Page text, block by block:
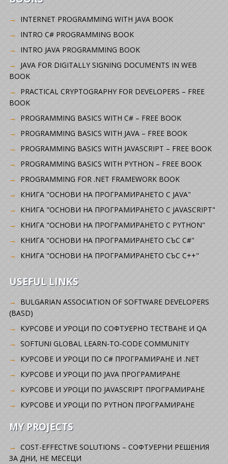
INTERNET PROGRAMMING WITH JAVA BOOK
INTRO C# PROGRAMMING BOOK
INTRO JAVA PROGRAMMING BOOK
JAVA FOR DIGITALLY SIGNING DOCUMENTS IN WEB
BOOK
PRACTICAL CRYPTOGRAPHY FOR DEVELOPERS – FREE
BOOK
PROGRAMMING BASICS WITH C# – FREE BOOK
PROGRAMMING BASICS WITH JAVA – FREE BOOK
PROGRAMMING BASICS WITH JAVASCRIPT – FREE BOOK
PROGRAMMING BASICS WITH PYTHON – FREE BOOK
PROGRAMMING FOR .NET FRAMEWORK BOOK
КНИГА "ОСНОВИ НА ПРОГРАМИРАНЕТО С JAVA"
КНИГА "ОСНОВИ НА ПРОГРАМИРАНЕТО С JAVASCRIPT"
КНИГА "ОСНОВИ НА ПРОГРАМИРАНЕТО С PYTHON"
КНИГА "ОСНОВИ НА ПРОГРАМИРАНЕТО СЪС C#"
КНИГА "ОСНОВИ НА ПРОГРАМИРАНЕТО СЪС C++"
USEFUL LINKS
BULGARIAN ASSOCIATION OF SOFTWARE DEVELOPERS
(BASD)
KУРСОВЕ И УРОЦИ ПО СОФТУЕРНО ТЕСТВАНЕ И QA
SOFTUNI GLOBAL LEARN-TO-CODE COMMUNITY
КУРСОВЕ И УРОЦИ ПО C# ПРОГРАМИРАНЕ И .NET
КУРСОВЕ И УРОЦИ ПО JAVA ПРОГРАМИРАНЕ
КУРСОВЕ И УРОЦИ ПО JAVASCRIPT ПРОГРАМИРАНЕ
КУРСОВЕ И УРОЦИ ПО PYTHON ПРОГРАМИРАНЕ
MY PROJECTS
COST-EFFECTIVE SOLUTIONS – СОФТУЕРНИ РЕШЕНИЯ
ЗА ДНИ, НЕ МЕСЕЦИ